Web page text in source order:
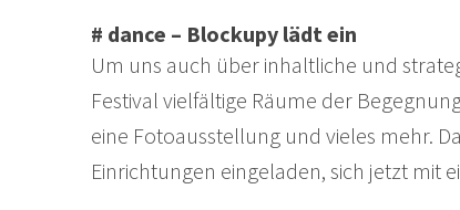
# dance – Blockupy lädt ein
Um uns auch über inhaltliche und
Festival vielfältige Räume der
eine Fotoausstellung und vieles mehr.
Einrichtungen eingeladen, sich jetzt mit